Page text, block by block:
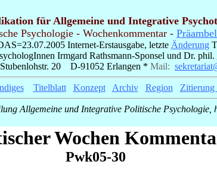
für Allgemeine und Integrative
Psychologie - Wochenkommentar - Präambel
Internet-Erstausgabe, letzte Änderung
Irmgard Rathsmann-Sponsel und Dr. phil.
20 D-91052 Erlangen * Mail:
Titelblatt_ Konzept_ Archiv_ Region
Allgemeine und Integrative Politische Psychologie,
Wochen
Pwk05-30